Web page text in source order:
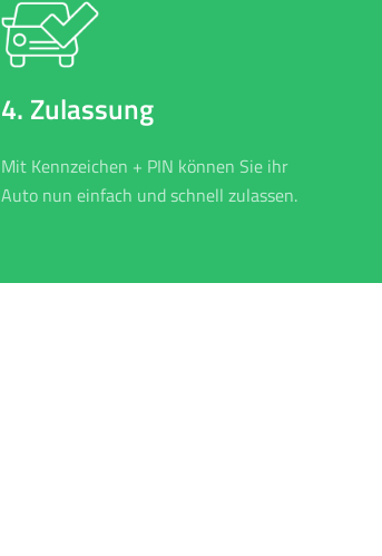
4. Zulassung
Mit Kennzeichen + PIN können Sie ihr
Auto nun einfach und schnell zulassen.